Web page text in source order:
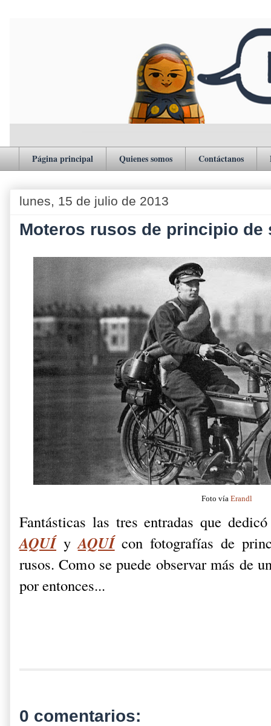
Página principal Quienes somos Contáctanos
lunes, 15 de julio de 2013
Moteros rusos de principio de
Foto vía Erandl
Fantásticas las tres entradas que
AQUÍyAQUÍcon fotografías de
rusos. Como se puede observar más de
por entonces...
0 comentarios: